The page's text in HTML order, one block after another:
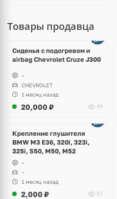
Товары продавца
Сиденья с подогревом и
airbag Chevrolet Cruze J300
~
CHEVROLET
1 месяц назад
20,000 ₽ 49
Крепление глушителя
BMW M3 E36, 320i, 323i,
325i, S50, M50, M52
~
~
1 месяц назад
2,000 ₽ 62